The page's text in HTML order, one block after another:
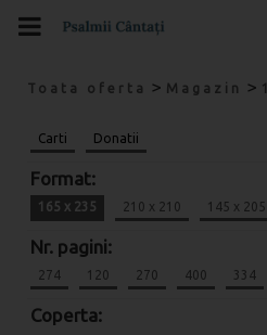
Toata oferta > Magazin >
Carti Donatii
Format:
165 x 235 210 x 210 145 x
Nr. pagini:
274 120 270 400 334
Coperta: